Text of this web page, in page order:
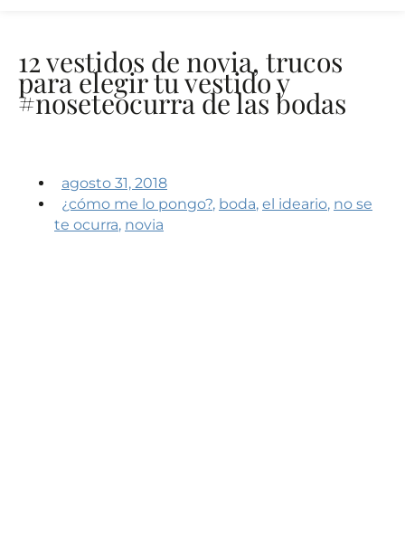
12 vestidos de novia, trucos
para elegir tu vestido y
#noseteocurra de las bodas
agosto 31, 2018
¿cómo me lo pongo?, boda, el ideario, no se
te ocurra, novia